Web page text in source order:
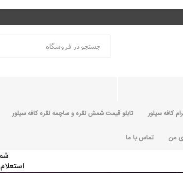
کافه سیلور تابلو قیمت شمش نقره و ساچمه نقره کافه سیلور
من تماس با ما
استعلام